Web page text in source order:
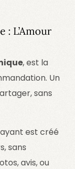
: L’Amour
, est la
Un
sans
est créé
sans
avis, ou